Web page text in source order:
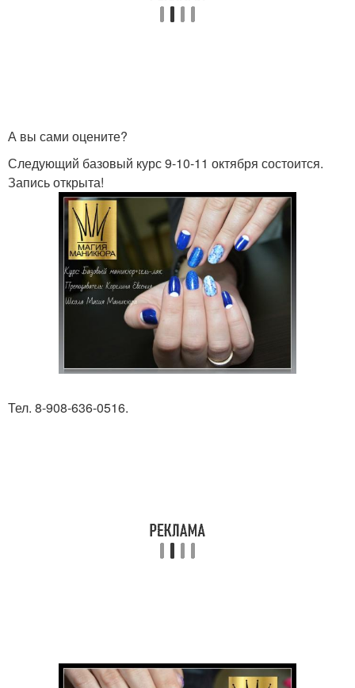
А вы сами оцените?
Следующий базовый курс 9-10-11 октября состоится.
Запись открыта!
Тел. 8-908-636-0516.